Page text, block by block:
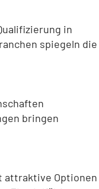
in
spiegeln die
bringen
attraktive Optionen